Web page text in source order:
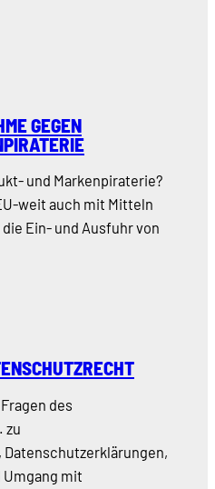
GEGEN
und Markenpiraterie?
weit auch mit Mitteln
Ein- und Ausfuhr von
des
zu
mit